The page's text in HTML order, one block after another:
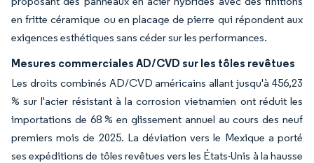
en fritte céramique ou en placage de pierre qui répondent aux
exigences esthétiques sans céder sur les performances.
Mesures commerciales AD/CVD sur les tôles revêtues
Les droits combinés AD/CVD américains allant jusqu'à 456,23
% sur l'acier résistant à la corrosion vietnamien ont réduit les
importations de 68 % en glissement annuel au cours des neuf
premiers mois de 2025. La déviation vers le Mexique a porté
ses expéditions de tôles revêtues vers les États-Unis à la hausse